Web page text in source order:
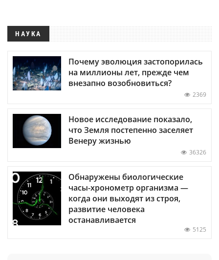
НАУКА
Почему эволюция застопорилась
на миллионы лет, прежде чем
внезапно возобновиться?
2369
Новое исследование показало,
что Земля постепенно заселяет
Венеру жизнью
36326
Обнаружены биологические
часы-хронометр организма —
когда они выходят из строя,
развитие человека
останавливается
5125